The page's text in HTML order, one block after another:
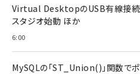
Virtual DesktopのUSB有線接続
スタジオ始動 ほか
6:00
MySQLの「ST_Union()」関数で